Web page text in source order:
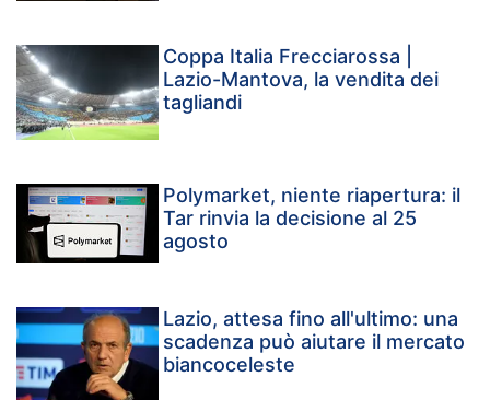
Coppa Italia Frecciarossa |
Lazio-Mantova, la vendita dei
tagliandi
Polymarket, niente riapertura: il
Tar rinvia la decisione al 25
agosto
Lazio, attesa fino all'ultimo: una
scadenza può aiutare il mercato
biancoceleste